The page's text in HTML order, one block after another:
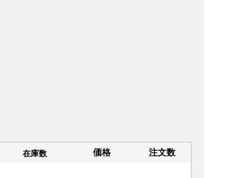
在庫数 価格 注文数